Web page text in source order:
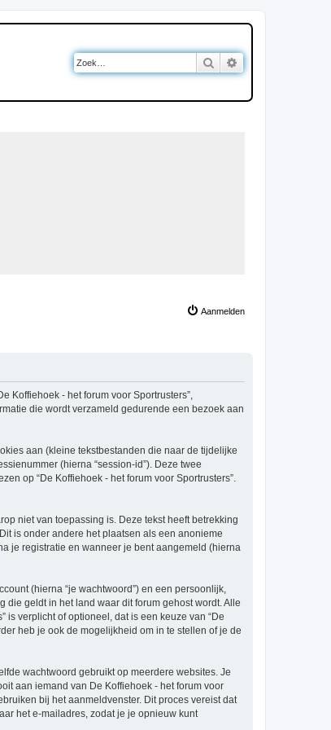
Zoek
Aanmelden
Koffiehoek - het forum voor Sportrusters”,
die wordt verzameld gedurende een bezoek aan
aan (kleine tekstbestanden die naar de tijdelijke
(hierna “session-id”). Deze twee
op “De Koffiehoek - het forum voor Sportrusters”.
niet van toepassing is. Deze tekst heeft betrekking
is onder andere het plaatsen als een anonieme
je registratie en wanneer je bent aangemeld (hierna
(hierna “je wachtwoord”) en een persoonlijk,
die geldt in het land waar dit forum gehost wordt. Alle
is verplicht of optioneel, dat is een keuze van “De
heb je ook de mogelijkheid om in te stellen of je de
wachtwoord gebruikt op meerdere websites. Je
aan iemand van De Koffiehoek - het forum voor
bij het aanmeldvenster. Dit proces vereist dat
het e-mailadres, zodat je je opnieuw kunt